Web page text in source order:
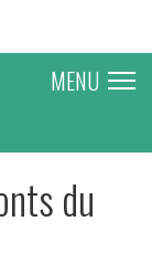
MENU
du